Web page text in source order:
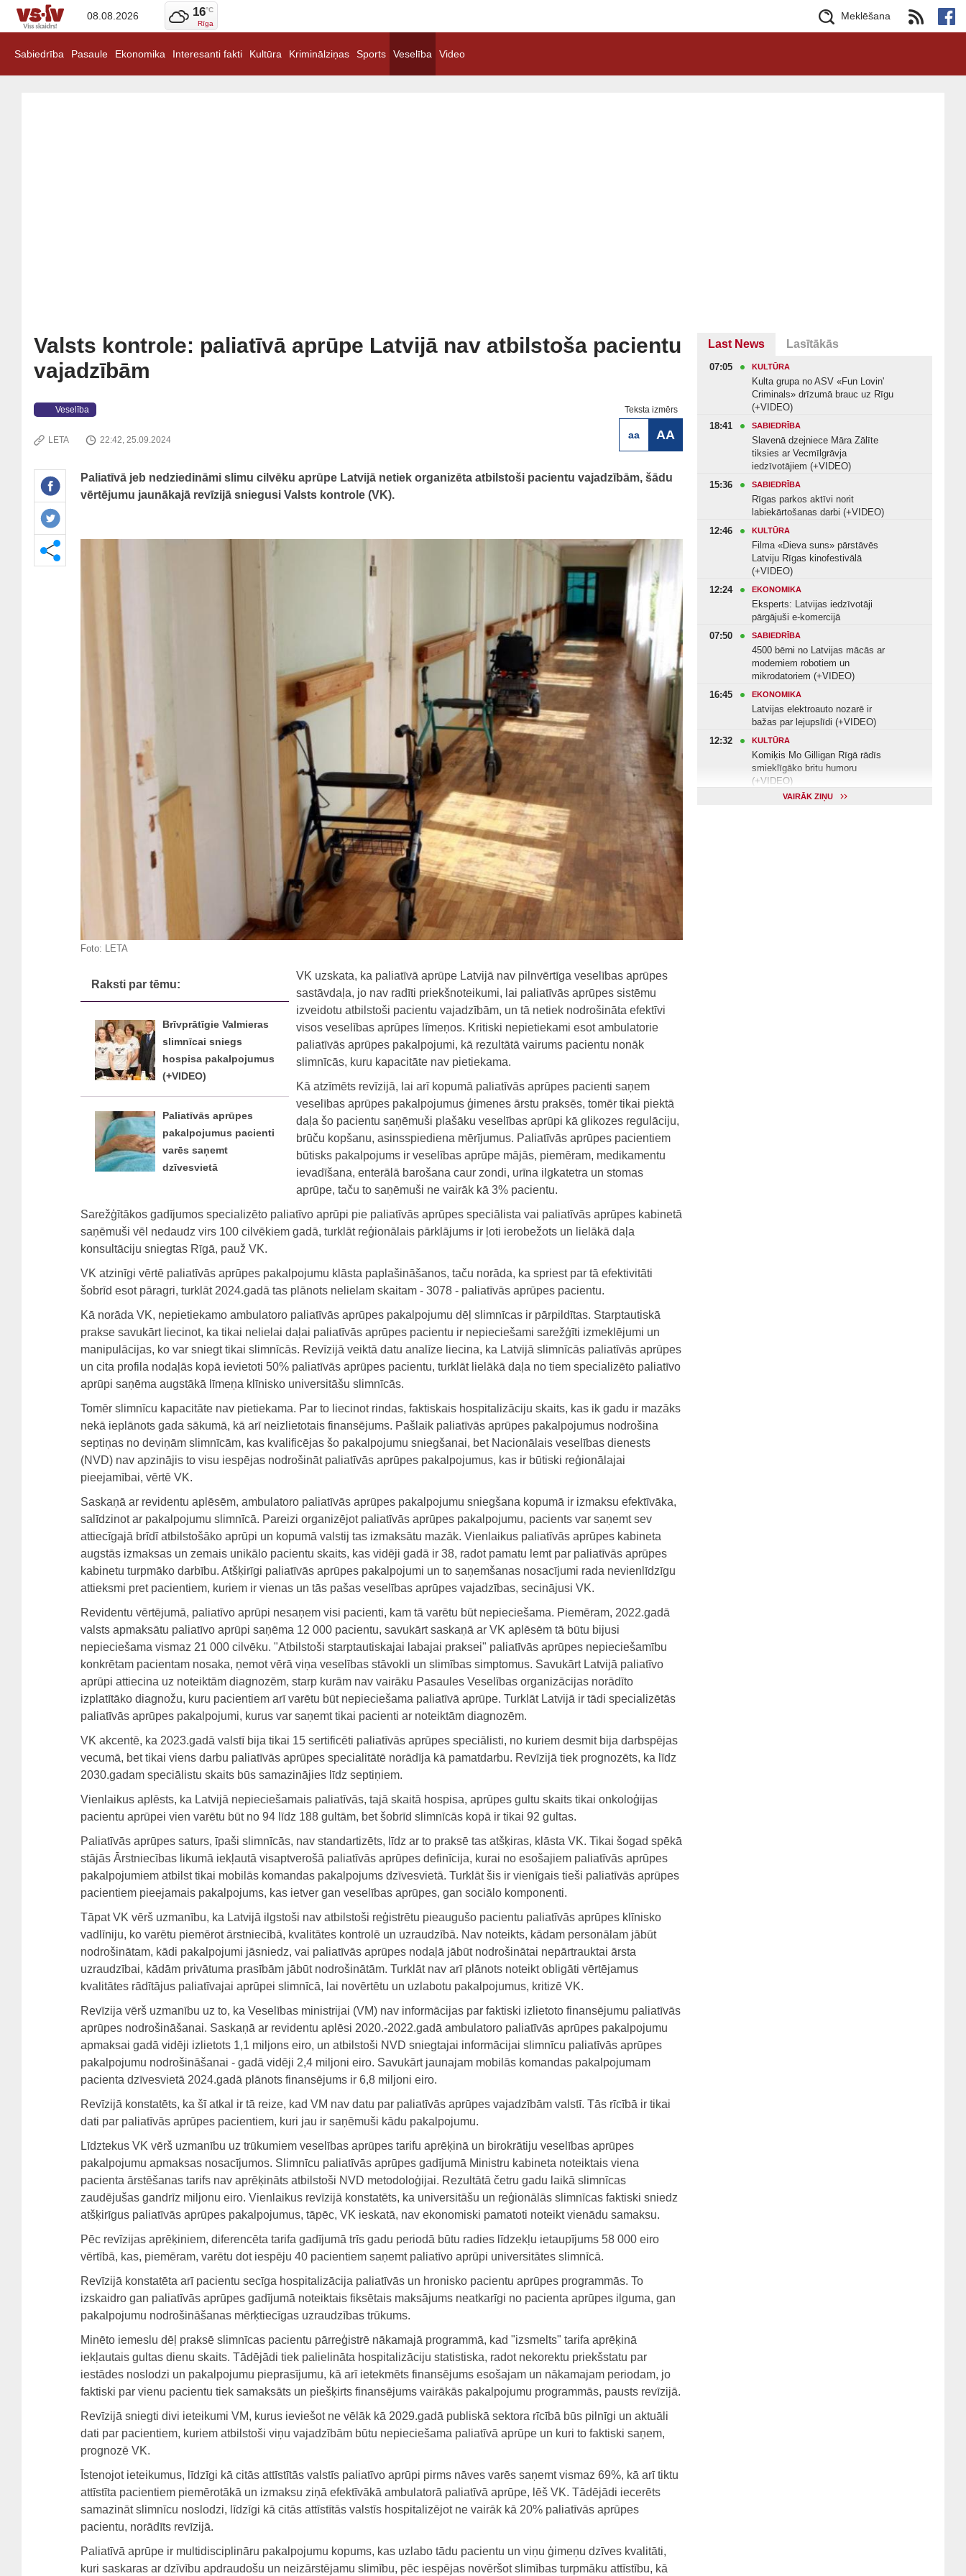
08.08.2026 16°C
Rīga
Meklēšana
Sabiedrība Pasaule Ekonomika Interesanti fakti Kultūra Kriminālziņas Sports Veselība Video
Valsts kontrole: paliatīvā aprūpe Latvijā nav atbilstoša pacientu
vajadzībām
Teksta izmērs
aa AA
Veselība
LETA 22:42, 25.09.2024
Paliatīvā jeb nedziedināmi slimu cilvēku aprūpe Latvijā netiek organizēta atbilstoši pacientu vajadzībām, šādu
vērtējumu jaunākajā revīzijā sniegusi Valsts kontrole (VK).
Foto: LETA
Raksti par tēmu:
Brīvprātīgie Valmieras
slimnīcai sniegs
hospisa pakalpojumus
(+VIDEO)
Paliatīvās aprūpes
pakalpojumus pacienti
varēs saņemt
dzīvesvietā
VK uzskata, ka paliatīvā aprūpe Latvijā nav pilnvērtīga veselības aprūpes
sastāvdaļa, jo nav radīti priekšnoteikumi, lai paliatīvās aprūpes sistēmu
izveidotu atbilstoši pacientu vajadzībām, un tā netiek nodrošināta efektīvi
visos veselības aprūpes līmeņos. Kritiski nepietiekami esot ambulatorie
paliatīvās aprūpes pakalpojumi, kā rezultātā vairums pacientu nonāk
slimnīcās, kuru kapacitāte nav pietiekama.
Kā atzīmēts revīzijā, lai arī kopumā paliatīvās aprūpes pacienti saņem
veselības aprūpes pakalpojumus ģimenes ārstu praksēs, tomēr tikai piektā
daļa šo pacientu saņēmuši plašāku veselības aprūpi kā glikozes regulāciju,
brūču kopšanu, asinsspiediena mērījumus. Paliatīvās aprūpes pacientiem
būtisks pakalpojums ir veselības aprūpe mājās, piemēram, medikamentu
ievadīšana, enterālā barošana caur zondi, urīna ilgkatetra un stomas
aprūpe, taču to saņēmuši ne vairāk kā 3% pacientu.
Sarežģītākos gadījumos specializēto paliatīvo aprūpi pie paliatīvās aprūpes speciālista vai paliatīvās aprūpes kabinetā
saņēmuši vēl nedaudz virs 100 cilvēkiem gadā, turklāt reģionālais pārklājums ir ļoti ierobežots un lielākā daļa
konsultāciju sniegtas Rīgā, pauž VK.
VK atzinīgi vērtē paliatīvās aprūpes pakalpojumu klāsta paplašināšanos, taču norāda, ka spriest par tā efektivitāti
šobrīd esot pāragri, turklāt 2024.gadā tas plānots nelielam skaitam - 3078 - paliatīvās aprūpes pacientu.
Kā norāda VK, nepietiekamo ambulatoro paliatīvās aprūpes pakalpojumu dēļ slimnīcas ir pārpildītas. Starptautiskā
prakse savukārt liecinot, ka tikai nelielai daļai paliatīvās aprūpes pacientu ir nepieciešami sarežģīti izmeklējumi un
manipulācijas, ko var sniegt tikai slimnīcās. Revīzijā veiktā datu analīze liecina, ka Latvijā slimnīcās paliatīvās aprūpes
un cita profila nodaļās kopā ievietoti 50% paliatīvās aprūpes pacientu, turklāt lielākā daļa no tiem specializēto paliatīvo
aprūpi saņēma augstākā līmeņa klīnisko universitāšu slimnīcās.
Tomēr slimnīcu kapacitāte nav pietiekama. Par to liecinot rindas, faktiskais hospitalizāciju skaits, kas ik gadu ir mazāks
nekā ieplānots gada sākumā, kā arī neizlietotais finansējums. Pašlaik paliatīvās aprūpes pakalpojumus nodrošina
septiņas no deviņām slimnīcām, kas kvalificējas šo pakalpojumu sniegšanai, bet Nacionālais veselības dienests
(NVD) nav apzinājis to visu iespējas nodrošināt paliatīvās aprūpes pakalpojumus, kas ir būtiski reģionālajai
pieejamībai, vērtē VK.
Saskaņā ar revidentu aplēsēm, ambulatoro paliatīvās aprūpes pakalpojumu sniegšana kopumā ir izmaksu efektīvāka,
salīdzinot ar pakalpojumu slimnīcā. Pareizi organizējot paliatīvās aprūpes pakalpojumu, pacients var saņemt sev
attiecīgajā brīdī atbilstošāko aprūpi un kopumā valstij tas izmaksātu mazāk. Vienlaikus paliatīvās aprūpes kabineta
augstās izmaksas un zemais unikālo pacientu skaits, kas vidēji gadā ir 38, radot pamatu lemt par paliatīvās aprūpes
kabinetu turpmāko darbību. Atšķirīgi paliatīvās aprūpes pakalpojumi un to saņemšanas nosacījumi rada nevienlīdzīgu
attieksmi pret pacientiem, kuriem ir vienas un tās pašas veselības aprūpes vajadzības, secinājusi VK.
Revidentu vērtējumā, paliatīvo aprūpi nesaņem visi pacienti, kam tā varētu būt nepieciešama. Piemēram, 2022.gadā
valsts apmaksātu paliatīvo aprūpi saņēma 12 000 pacientu, savukārt saskaņā ar VK aplēsēm tā būtu bijusi
nepieciešama vismaz 21 000 cilvēku. "Atbilstoši starptautiskajai labajai praksei" paliatīvās aprūpes nepieciešamību
konkrētam pacientam nosaka, ņemot vērā viņa veselības stāvokli un slimības simptomus. Savukārt Latvijā paliatīvo
aprūpi attiecina uz noteiktām diagnozēm, starp kurām nav vairāku Pasaules Veselības organizācijas norādīto
izplatītāko diagnožu, kuru pacientiem arī varētu būt nepieciešama paliatīvā aprūpe. Turklāt Latvijā ir tādi specializētās
paliatīvās aprūpes pakalpojumi, kurus var saņemt tikai pacienti ar noteiktām diagnozēm.
VK akcentē, ka 2023.gadā valstī bija tikai 15 sertificēti paliatīvās aprūpes speciālisti, no kuriem desmit bija darbspējas
vecumā, bet tikai viens darbu paliatīvās aprūpes specialitātē norādīja kā pamatdarbu. Revīzijā tiek prognozēts, ka līdz
2030.gadam speciālistu skaits būs samazinājies līdz septiņiem.
Vienlaikus aplēsts, ka Latvijā nepieciešamais paliatīvās, tajā skaitā hospisa, aprūpes gultu skaits tikai onkoloģijas
pacientu aprūpei vien varētu būt no 94 līdz 188 gultām, bet šobrīd slimnīcās kopā ir tikai 92 gultas.
Paliatīvās aprūpes saturs, īpaši slimnīcās, nav standartizēts, līdz ar to praksē tas atšķiras, klāsta VK. Tikai šogad spēkā
stājās Ārstniecības likumā iekļautā visaptverošā paliatīvās aprūpes definīcija, kurai no esošajiem paliatīvās aprūpes
pakalpojumiem atbilst tikai mobilās komandas pakalpojums dzīvesvietā. Turklāt šis ir vienīgais tieši paliatīvās aprūpes
pacientiem pieejamais pakalpojums, kas ietver gan veselības aprūpes, gan sociālo komponenti.
Tāpat VK vērš uzmanību, ka Latvijā ilgstoši nav atbilstoši reģistrētu pieaugušo pacientu paliatīvās aprūpes klīnisko
vadlīniju, ko varētu piemērot ārstniecībā, kvalitātes kontrolē un uzraudzībā. Nav noteikts, kādam personālam jābūt
nodrošinātam, kādi pakalpojumi jāsniedz, vai paliatīvās aprūpes nodaļā jābūt nodrošinātai nepārtrauktai ārsta
uzraudzībai, kādām privātuma prasībām jābūt nodrošinātām. Turklāt nav arī plānots noteikt obligāti vērtējamus
kvalitātes rādītājus paliatīvajai aprūpei slimnīcā, lai novērtētu un uzlabotu pakalpojumus, kritizē VK.
Revīzija vērš uzmanību uz to, ka Veselības ministrijai (VM) nav informācijas par faktiski izlietoto finansējumu paliatīvās
aprūpes nodrošināšanai. Saskaņā ar revidentu aplēsi 2020.-2022.gadā ambulatoro paliatīvās aprūpes pakalpojumu
apmaksai gadā vidēji izlietots 1,1 miljons eiro, un atbilstoši NVD sniegtajai informācijai slimnīcu paliatīvās aprūpes
pakalpojumu nodrošināšanai - gadā vidēji 2,4 miljoni eiro. Savukārt jaunajam mobilās komandas pakalpojumam
pacienta dzīvesvietā 2024.gadā plānots finansējums ir 6,8 miljoni eiro.
Revīzijā konstatēts, ka šī atkal ir tā reize, kad VM nav datu par paliatīvās aprūpes vajadzībām valstī. Tās rīcībā ir tikai
dati par paliatīvās aprūpes pacientiem, kuri jau ir saņēmuši kādu pakalpojumu.
Līdztekus VK vērš uzmanību uz trūkumiem veselības aprūpes tarifu aprēķinā un birokrātiju veselības aprūpes
pakalpojumu apmaksas nosacījumos. Slimnīcu paliatīvās aprūpes gadījumā Ministru kabineta noteiktais viena
pacienta ārstēšanas tarifs nav aprēķināts atbilstoši NVD metodoloģijai. Rezultātā četru gadu laikā slimnīcas
zaudējušas gandrīz miljonu eiro. Vienlaikus revīzijā konstatēts, ka universitāšu un reģionālās slimnīcas faktiski sniedz
atšķirīgus paliatīvās aprūpes pakalpojumus, tāpēc, VK ieskatā, nav ekonomiski pamatoti noteikt vienādu samaksu.
Pēc revīzijas aprēķiniem, diferencēta tarifa gadījumā trīs gadu periodā būtu radies līdzekļu ietaupījums 58 000 eiro
vērtībā, kas, piemēram, varētu dot iespēju 40 pacientiem saņemt paliatīvo aprūpi universitātes slimnīcā.
Revīzijā konstatēta arī pacientu secīga hospitalizācija paliatīvās un hronisko pacientu aprūpes programmās. To
izskaidro gan paliatīvās aprūpes gadījumā noteiktais fiksētais maksājums neatkarīgi no pacienta aprūpes ilguma, gan
pakalpojumu nodrošināšanas mērķtiecīgas uzraudzības trūkums.
Minēto iemeslu dēļ praksē slimnīcas pacientu pārreģistrē nākamajā programmā, kad "izsmelts" tarifa aprēķinā
iekļautais gultas dienu skaits. Tādējādi tiek palielināta hospitalizāciju statistiska, radot nekorektu priekšstatu par
iestādes noslodzi un pakalpojumu pieprasījumu, kā arī ietekmēts finansējums esošajam un nākamajam periodam, jo
faktiski par vienu pacientu tiek samaksāts un piešķirts finansējums vairākās pakalpojumu programmās, pausts revīzijā.
Revīzijā sniegti divi ieteikumi VM, kurus ieviešot ne vēlāk kā 2029.gadā publiskā sektora rīcībā būs pilnīgi un aktuāli
dati par pacientiem, kuriem atbilstoši viņu vajadzībām būtu nepieciešama paliatīvā aprūpe un kuri to faktiski saņem,
prognozē VK.
Īstenojot ieteikumus, līdzīgi kā citās attīstītās valstīs paliatīvo aprūpi pirms nāves varēs saņemt vismaz 69%, kā arī tiktu
attīstīta pacientiem piemērotākā un izmaksu ziņā efektīvākā ambulatorā paliatīvā aprūpe, lēš VK. Tādējādi iecerēts
samazināt slimnīcu noslodzi, līdzīgi kā citās attīstītās valstīs hospitalizējot ne vairāk kā 20% paliatīvās aprūpes
pacientu, norādīts revīzijā.
Paliatīvā aprūpe ir multidisciplināru pakalpojumu kopums, kas uzlabo tādu pacientu un viņu ģimeņu dzīves kvalitāti,
kuri saskaras ar dzīvību apdraudošu un neizārstējamu slimību, pēc iespējas novēršot slimības turpmāku attīstību, kā
Last News Lasītākās
07:05 KULTŪRA
Kulta grupa no ASV «Fun Lovin'
Criminals» drīzumā brauc uz Rīgu
(+VIDEO)
18:41
SABIEDRĪBA
Slavenā dzejniece Māra Zālīte
tiksies ar Vecmīlgrāvja
iedzīvotājiem (+VIDEO)
15:36
SABIEDRĪBA
Rīgas parkos aktīvi norit
labiekārtošanas darbi (+VIDEO)
12:46
KULTŪRA
Filma «Dieva suns» pārstāvēs
Latviju Rīgas kinofestivālā
(+VIDEO)
12:24
EKONOMIKA
Eksperts: Latvijas iedzīvotāji
pārgājuši e-komercijā
07:50
SABIEDRĪBA
4500 bērni no Latvijas mācās ar
moderniem robotiem un
mikrodatoriem (+VIDEO)
16:45
EKONOMIKA
Latvijas elektroauto nozarē ir
bažas par lejupslīdi (+VIDEO)
12:32
KULTŪRA
Komiķis Mo Gilligan Rīgā rādīs
smieklīgāko britu humoru
(+VIDEO)
VESELĪBAVAIRĀK ZIŅU